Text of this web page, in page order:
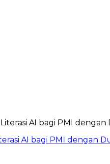
AI bagi PMI dengan